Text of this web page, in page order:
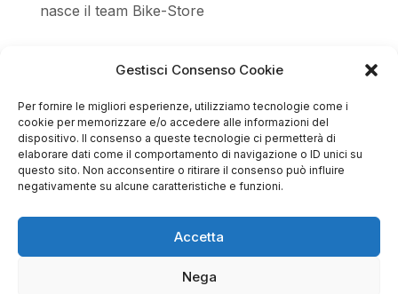
Gestisci Consenso Cookie
Per fornire le migliori esperienze, utilizziamo tecnologie come i
cookie per memorizzare e/o accedere alle informazioni del
dispositivo. Il consenso a queste tecnologie ci permetterà di
elaborare dati come il comportamento di navigazione o ID unici su
questo sito. Non acconsentire o ritirare il consenso può influire
negativamente su alcune caratteristiche e funzioni.
Accetta
Nega
nasce il team Bike-Store
Store
Via Tancredi Canonico 29
00173 Roma